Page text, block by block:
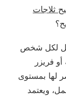
ثلاجات
لكل شخص
فريزر
لها بمستوى
ويعتمد